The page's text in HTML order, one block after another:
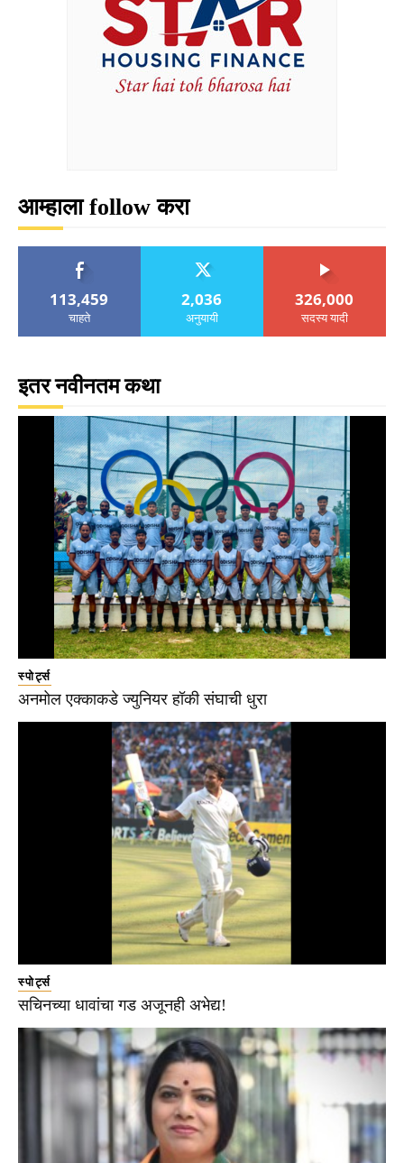
आम्हाला follow करा
113,459
चाहते
2,036
अनुयायी
326,000
सदस्य यादी
इतर नवीनतम कथा
स्पोर्ट्स
अनमोल एक्काकडे ज्युनियर हॉकी संघाची धुरा
स्पोर्ट्स
सचिनच्या धावांचा गड अजूनही अभेद्य!